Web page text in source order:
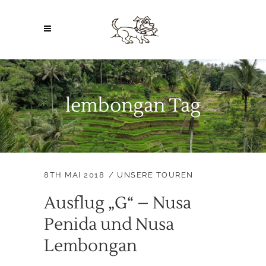
lembongan Tag
8TH MAI 2018 UNSERE TOUREN
Ausflug „G“ – Nusa
Penida und Nusa
Lembongan